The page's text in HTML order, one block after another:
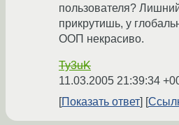
пользователя?
прикрутишь, у
ООП некрасиво.
Ty3uK
11.03.2005 21:39:34
Показать ответ